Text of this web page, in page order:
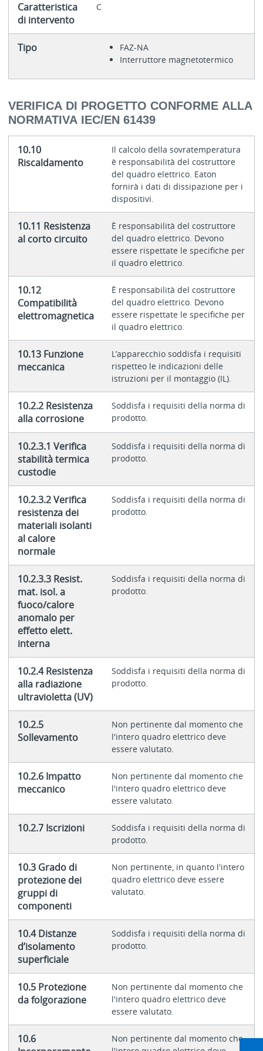
Caratteristica
di intervento
C
Tipo
FAZ-NA
Interruttore magnetotermico
VERIFICA DI PROGETTO CONFORME ALLA
NORMATIVA IEC/EN 61439
10.10
Riscaldamento
Il calcolo della sovratemperatura
è responsabilità del costruttore
del quadro elettrico. Eaton
fornirà i dati di dissipazione per i
dispositivi.
10.11 Resistenza
al corto circuito
È responsabilità del costruttore
del quadro elettrico. Devono
essere rispettate le specifiche per
il quadro elettrico.
10.12
Compatibilità
elettromagnetica
È responsabilità del costruttore
del quadro elettrico. Devono
essere rispettate le specifiche per
il quadro elettrico.
10.13 Funzione
meccanica
L’apparecchio soddisfa i requisiti
rispetteo le indicazioni delle
istruzioni per il montaggio (IL).
10.2.2 Resistenza
alla corrosione
Soddisfa i requisiti della norma di
prodotto.
10.2.3.1 Verifica
stabilità termica
custodie
Soddisfa i requisiti della norma di
prodotto.
10.2.3.2 Verifica
resistenza dei
materiali isolanti
al calore
normale
Soddisfa i requisiti della norma di
prodotto.
10.2.3.3 Resist.
mat. isol. a
fuoco/calore
anomalo per
effetto elett.
interna
Soddisfa i requisiti della norma di
prodotto.
10.2.4 Resistenza
alla radiazione
ultravioletta (UV)
Soddisfa i requisiti della norma di
prodotto.
10.2.5
Sollevamento
Non pertinente dal momento che
l'intero quadro elettrico deve
essere valutato.
10.2.6 Impatto
meccanico
Non pertinente dal momento che
l'intero quadro elettrico deve
essere valutato.
10.2.7 Iscrizioni
Soddisfa i requisiti della norma di
prodotto.
10.3 Grado di
protezione dei
gruppi di
componenti
Non pertinente, in quanto l'intero
quadro elettrico deve essere
valutato.
10.4 Distanze
d’isolamento
superficiale
Soddisfa i requisiti della norma di
prodotto.
10.5 Protezione
da folgorazione
Non pertinente dal momento che
l'intero quadro elettrico deve
essere valutato.
10.6
Non pertinente dal momento che